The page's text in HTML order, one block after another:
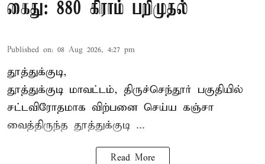
கைது: 880 கிராம் பறிமுதல்
Published on: 08 Aug 2026, 4:27 pm
தூத்துக்குடி,
தூத்துக்குடி மாவட்டம், திருச்செந்தூர் பகுதியில்
சட்டவிரோதமாக விற்பனை செய்ய கஞ்சா
வைத்திருந்த தூத்துக்குடி ...
Read More